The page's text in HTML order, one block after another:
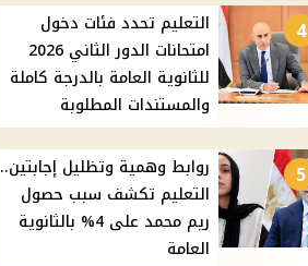
4
التعليم تحدد فئات دخول
امتحانات الدور الثاني 2026
للثانوية العامة بالدرجة كاملة
والمستندات المطلوبة
5
روابط وهمية وتظليل إجابتين..
التعليم تكشف سبب حصول
ريم محمد على 4% بالثانوية
العامة